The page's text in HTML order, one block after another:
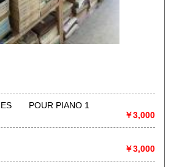
PIECES CLASSIQUES POUR PIANO 1
￥3,000
￥3,000